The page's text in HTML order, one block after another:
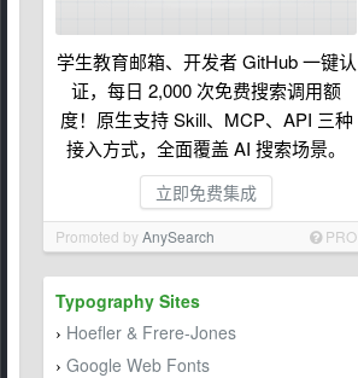
学生教育邮箱、开发者 GitHub 一键认
证，每日 2,000 次免费搜索调用额
度！原生支持 Skill、MCP、API 三种
接入方式，全面覆盖 AI 搜索场景。
立即免费集成
Promoted byAnySearch PRO
Typography Sites
› Hoefler & Frere-Jones
› Google Web Fonts